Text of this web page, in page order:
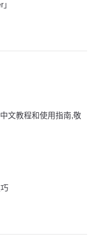
文教程和使用指南,敬